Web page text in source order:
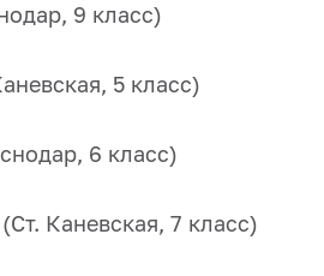
9 класс)
5 класс)
6 класс)
Каневская, 7 класс)